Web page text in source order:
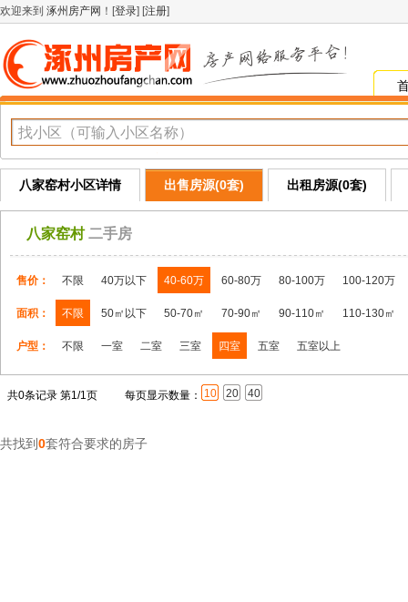
欢迎来到 涿州房产网 ！[登录] [注册]
八家窑村小区详情 出售房源(0套) 出租房源(0套)
八家窑村 二手房
售价： 不限 40万以下 40-60万 60-80万 80-100万 100-120万
面积： 不限 50㎡以下 50-70㎡ 70-90㎡ 90-110㎡ 110-130㎡
户型： 不限 一室 二室 三室 四室 五室 五室以上
共0条记录 第1/1页 每页显示数量： 10 20 40
共找到 0套符合要求的房子